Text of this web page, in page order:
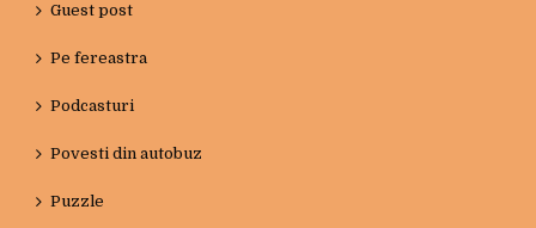
Guest post
Pe fereastra
Podcasturi
Povesti din autobuz
Puzzle